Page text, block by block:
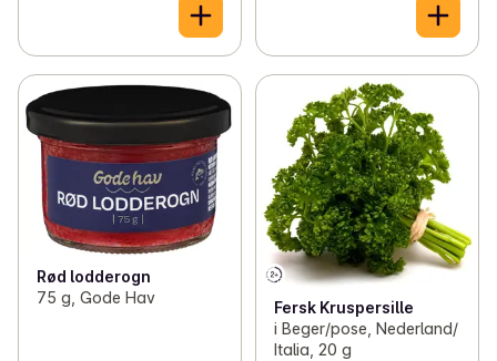
Rød lodderogn
75 g, Gode Hav
Fersk Kruspersille
i Beger/pose, Nederland/
Italia, 20 g